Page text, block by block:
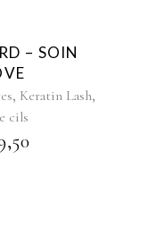
– SOIN
, Keratin Lash,
cils